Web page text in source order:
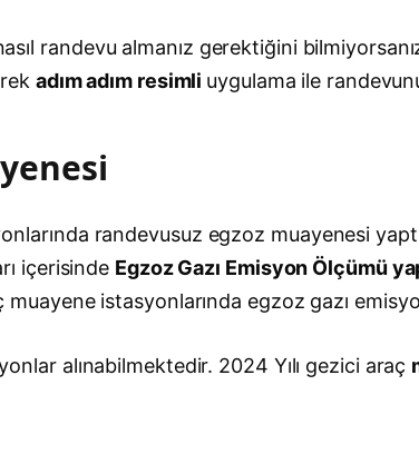
randevu almanız gerektiğini
adım adım resimli uygulama ile
randevusuz egzoz muayenesi
içerisinde Egzoz Gazı Emisyon Ölçümü
istasyonlarında egzoz gazı
alınabilmektedir. 2024 Yılı gezici araç